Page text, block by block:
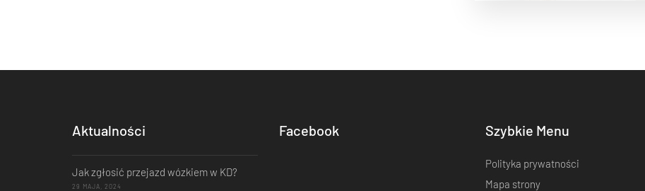
Aktualności
Jak zgłosić przejazd wózkiem w KD?
29 MAJA, 2024
Facebook Szybkie Menu
Polityka prywatności
Mapa strony